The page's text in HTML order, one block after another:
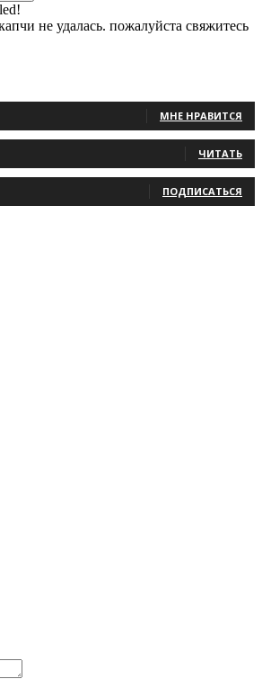
не удалась. пожалуйста свяжитесь
МНЕ НРАВИТСЯ
ЧИТАТЬ
ПОДПИСАТЬСЯ